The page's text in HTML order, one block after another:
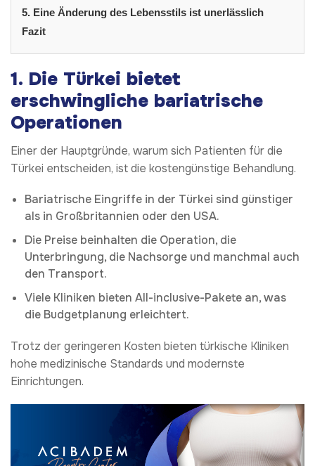
5. Eine Änderung des Lebensstils ist unerlässlich
Fazit
1. Die Türkei bietet
erschwingliche bariatrische
Operationen
Einer der Hauptgründe, warum sich Patienten für die
Türkei entscheiden, ist die kostengünstige Behandlung.
Bariatrische Eingriffe in der Türkei sind günstiger
als in Großbritannien oder den USA.
Die Preise beinhalten die Operation, die
Unterbringung, die Nachsorge und manchmal auch
den Transport.
Viele Kliniken bieten All-inclusive-Pakete an, was
die Budgetplanung erleichtert.
Trotz der geringeren Kosten bieten türkische Kliniken
hohe medizinische Standards und modernste
Einrichtungen.